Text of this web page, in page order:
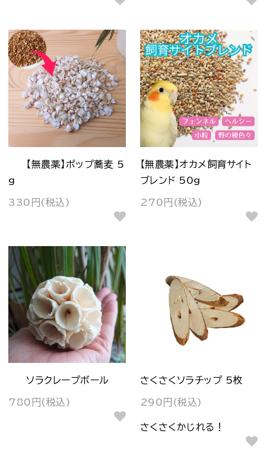
【無農薬】ポップ蕎麦 5
g
330円(税込)
【無農薬】オカメ飼育サイト
ブレンド 50g
270円(税込)
ソラクレープボール
780円(税込)
さくさくソラチップ 5枚
290円(税込)
さくさくかじれる！